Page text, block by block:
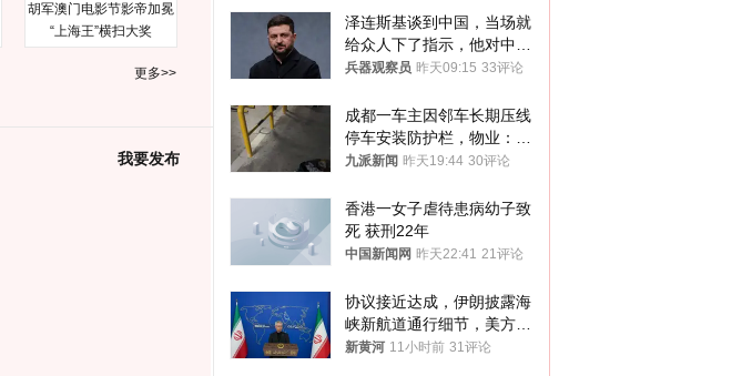
胡军澳门电影节影帝加冕
“上海王”横扫大奖
更多>>
我要发布
泽连斯基谈到中国，当场就
给众人下了指示，他对中国
和中乌关系，显然又有了新
兵器观察员 昨天09:15 33评论
成都一车主因邻车长期压线
停车安装防护栏，物业：不
建议装护栏，也会影响自身
九派新闻 昨天19:44 30评论
香港一女子虐待患病幼子致
死 获刑22年
中国新闻网 昨天22:41 21评论
协议接近达成，伊朗披露海
峡新航道通行细节，美方再
提“倒计时”
新黄河 11小时前 31评论